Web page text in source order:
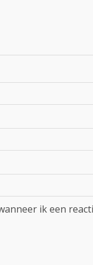
ik een